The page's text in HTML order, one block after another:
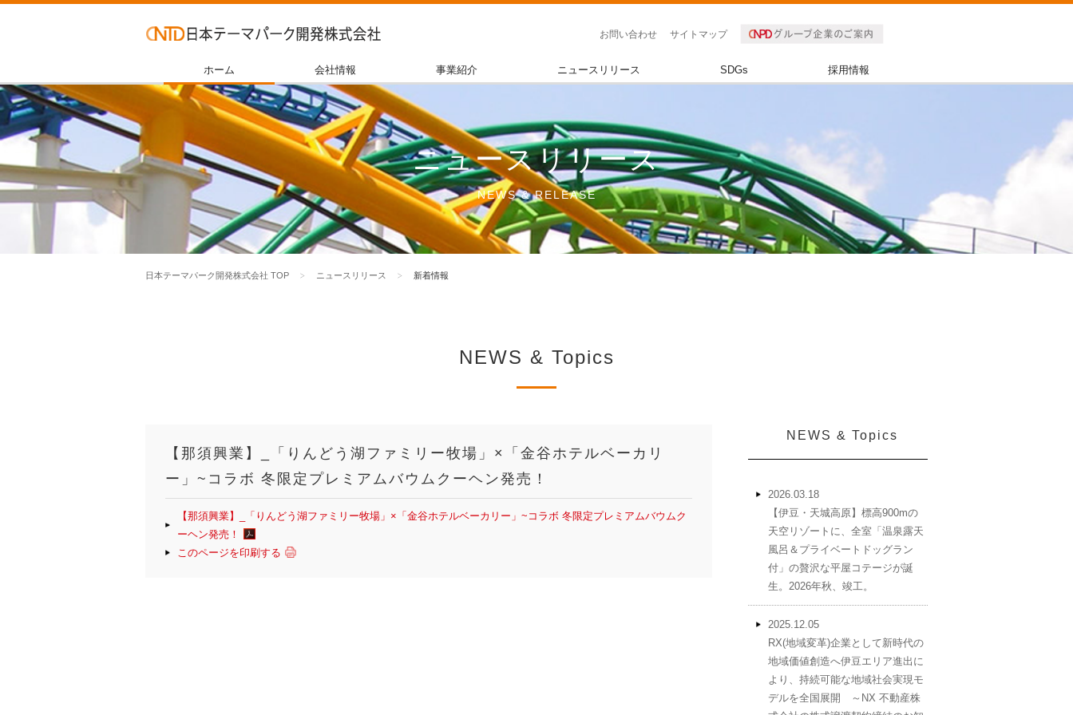
お問い合わせ サイトマップ
ホーム 会社情報 事業紹介 ニュースリリース SDGs 採用情報
ニュースリリース
NEWS & RELEASE
日本テーマパーク開発株式会社 TOP ニュースリリース 新着情報
NEWS & Topics
【那須興業】_「りんどう湖ファミリー牧場」×「金谷ホテルベーカリ
ー」~コラボ 冬限定プレミアムバウムクーヘン発売！
【那須興業】_「りんどう湖ファミリー牧場」×「金谷ホテルベーカリー」~コラボ 冬限定プレミアムバウムク
ーヘン発売！
このページを印刷する
NEWS & Topics
2026.03.18
【伊豆・天城高原】標高900mの
天空リゾートに、全室「温泉露天
風呂＆プライベートドッグラン
付」の贅沢な平屋コテージが誕
生。2026年秋、竣工。
2025.12.05
RX(地域変革)企業として新時代の
地域価値創造へ伊豆エリア進出に
より、持続可能な地域社会実現モ
デルを全国展開 ～NX 不動産株